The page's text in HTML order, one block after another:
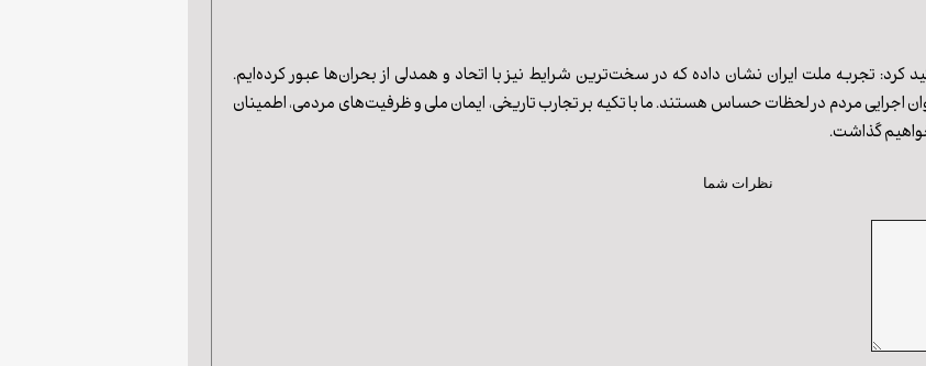
تجربه ملت ایران نشان داده که در سخت‌ترین شرایط نیز با اتحاد و همدلی از بحران‌ها عبور کرده‌ایم.
اجرایی مردم در لحظات حساس هستند. ما با تکیه بر تجارب تاریخی، ایمان ملی و ظرفیت‌های مردمی، اطمینان
گذاشت.
نظرات شما